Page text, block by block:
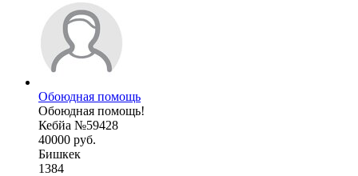
Обоюдная помощь
Обоюдная помощь!
Кебйа №59428
40000 руб.
Бишкек
1384